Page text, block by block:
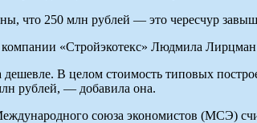
что 250 млн рублей — это чересчур
«Стройэкотекс» Людмила Лирцман
В целом стоимость типовых
рублей, — добавила она.
союза экономистов (МСЭ)